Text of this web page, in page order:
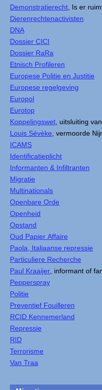
Demonstratierecht , Is er
Dierenrechtenactivisten
DNA
Dossier CICI
Dossier RaRa
Etnisch Profileren
Europese Politie en Justitie
Europese regelgeving
Europol
Eurotop
Koppelingswet , uitsluiting
Louis Sévèke , vermoorde
ICAMS
Identificatieplicht
Informanten & Infiltranten
Migratie
Multinationals
Openbare Orde
Openheid
Opstand
Oud Papier Affaire
Paola, Italiaanse repressie
Particuliere Recherche
Paul Kraaijer , informant of
Pepperspray
Politie
Preventief Fouilleren
RCID Kennemerland
Repressie
RID
Terrorisme
Van Traa